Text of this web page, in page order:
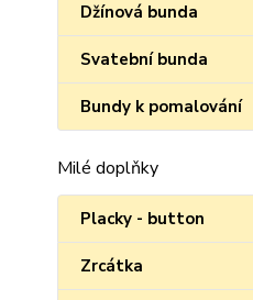
Džínová bunda
Svatební bunda
Bundy k pomalování
Milé doplňky
Placky - button
Zrcátka